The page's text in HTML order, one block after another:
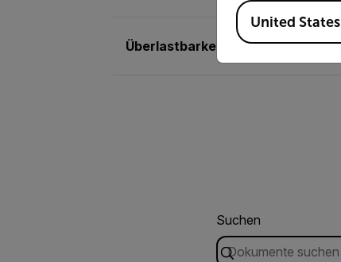
Überlastbarkeit 30 kg
Suchen
Available Locations
United States